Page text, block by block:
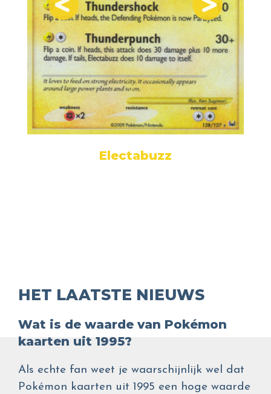
Electabuzz
HET LAATSTE NIEUWS
Wat is de waarde van Pokémon
kaarten uit 1995?
Als echte fan weet je waarschijnlijk wel dat
Pokémon kaarten uit 1995 een hoge waarde